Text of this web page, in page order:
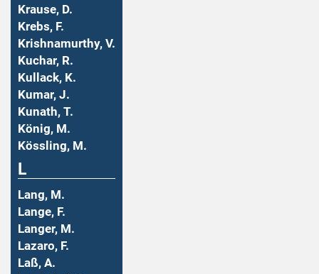
Krause, D.
Krebs, F.
Krishnamurthy, V.
Kuchar, R.
Kullack, K.
Kumar, J.
Kunath, T.
König, M.
Kössling, M.
L
Lang, M.
Lange, F.
Langer, M.
Lazaro, F.
Laß, A.